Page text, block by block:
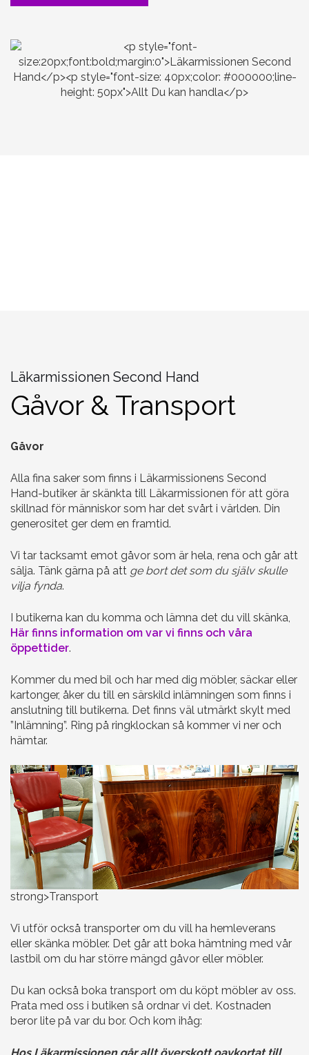
Läkarmissionen Second Hand
Gåvor & Transport
Gåvor
Alla fina saker som finns i Läkarmissionens Second
Hand-butiker är skänkta till Läkarmissionen för att göra
skillnad för människor som har det svårt i världen. Din
generositet ger dem en framtid.
Vi tar tacksamt emot gåvor som är hela, rena och går att
sälja. Tänk gärna på att ge bort det som du själv skulle
vilja fynda.
I butikerna kan du komma och lämna det du vill skänka,
Här finns information om var vi finns och våra
öppettider.
Kommer du med bil och har med dig möbler, säckar eller
kartonger, åker du till en särskild inlämningen som finns i
anslutning till butikerna. Det finns väl utmärkt skylt med
”Inlämning”. Ring på ringklockan så kommer vi ner och
hämtar.
strong>Transport
Vi utför också transporter om du vill ha hemleverans
eller skänka möbler. Det går att boka hämtning med vår
lastbil om du har större mängd gåvor eller möbler.
Du kan också boka transport om du köpt möbler av oss.
Prata med oss i butiken så ordnar vi det. Kostnaden
beror lite på var du bor. Och kom ihåg:
Hos Läkarmissionen går allt överskott oavkortat till